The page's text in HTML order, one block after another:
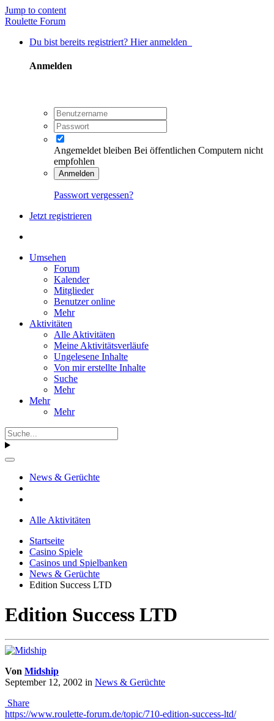
Jump to content
Roulette Forum
Du bist bereits registriert? Hier anmelden
Anmelden
Angemeldet bleiben Bei öffentlichen Computern nicht
empfohlen
Anmelden
Passwort vergessen?
Jetzt registrieren
Umsehen
Forum
Kalender
Mitglieder
Benutzer online
Mehr
Aktivitäten
Alle Aktivitäten
Meine Aktivitätsverläufe
Ungelesene Inhalte
Von mir erstellte Inhalte
Suche
Mehr
Mehr
Mehr
News & Gerüchte
Alle Aktivitäten
Startseite
Casino Spiele
Casinos und Spielbanken
News & Gerüchte
Edition Success LTD
Edition Success LTD
Von Midship
September 12, 2002 in News & Gerüchte
Share
https://www.roulette-forum.de/topic/710-edition-success-ltd/